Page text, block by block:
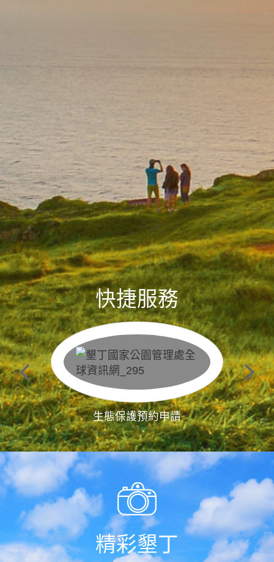
快捷服務
生態保護預約申請
精彩墾丁